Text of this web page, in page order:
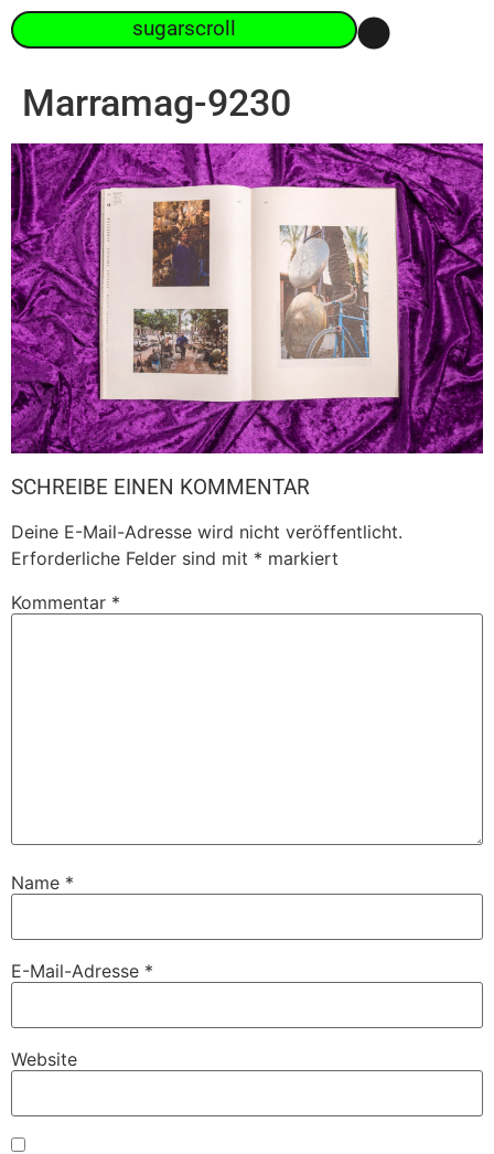
sugarscroll
Marramag-9230
SCHREIBE EINEN KOMMENTAR
Deine E-Mail-Adresse wird nicht veröffentlicht.
Erforderliche Felder sind mit * markiert
Kommentar *
Name *
E-Mail-Adresse *
Website